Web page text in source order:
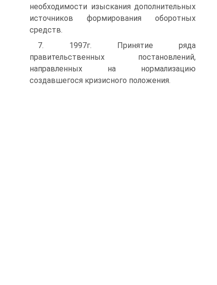
необходимости изыскания дополнительных
источников формирования оборотных
средств.
7. 1997г. Принятие ряда
правительственных постановлений,
направленных на нормализацию
создавшегося кризисного положения.